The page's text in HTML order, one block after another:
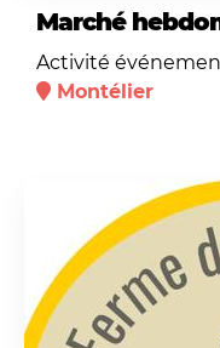
Marché
Activité
Montélier